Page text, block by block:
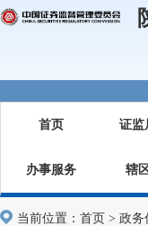
首页 证监
办事服务 辖
当前位置： 首页 > 政务